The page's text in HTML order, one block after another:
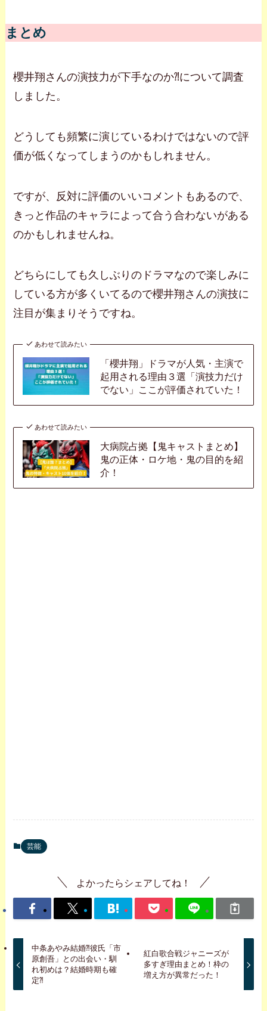
まとめ
櫻井翔さんの演技力が下手なのか⁈について調査
しました。
どうしても頻繁に演じているわけではないので評
価が低くなってしまうのかもしれません。
ですが、反対に評価のいいコメントもあるので、
きっと作品のキャラによって合う合わないがある
のかもしれませんね。
どちらにしても久しぶりのドラマなので楽しみに
している方が多くいてるので櫻井翔さんの演技に
注目が集まりそうですね。
あわせて読みたい
「櫻井翔」ドラマが人気・主演で
起用される理由３選「演技力だけ
でない」ここが評価されていた！
あわせて読みたい
大病院占拠【鬼キャストまとめ】
鬼の正体・ロケ地・鬼の目的を紹
介！
芸能
よかったらシェアしてね！
中条あやみ結婚⁈彼氏「市
原創吾」との出会い・馴
れ初めは？結婚時期も確
定⁈
紅白歌合戦ジャニーズが
多すぎ理由まとめ！枠の
増え方が異常だった！